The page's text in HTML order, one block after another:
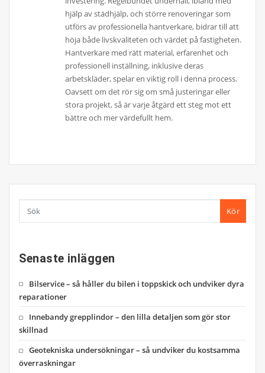
hjälp av städhjälp, och större renoveringar som
utförs av professionella hantverkare, bidrar till att
höja både livskvaliteten och värdet på fastigheten.
Hantverkare med rätt material, erfarenhet och
professionell inställning, inklusive deras
arbetskläder, spelar en viktig roll i denna process.
Oavsett om det rör sig om små justeringar eller
stora projekt, så är varje åtgärd ett steg mot ett
bättre och mer värdefullt hem.
Kör
Senaste inläggen
Bilservice – så håller du bilen i toppskick och undviker dyra
reparationer
Innebandy grepplindor – den lilla detaljen som gör stor
skillnad
Geotekniska undersökningar – så undviker du kostsamma
överraskningar